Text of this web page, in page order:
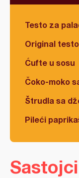
Testo za
Original
Ćufte u sosu
Čoko-moko
Štrudla sa
Pileći
Sastojci